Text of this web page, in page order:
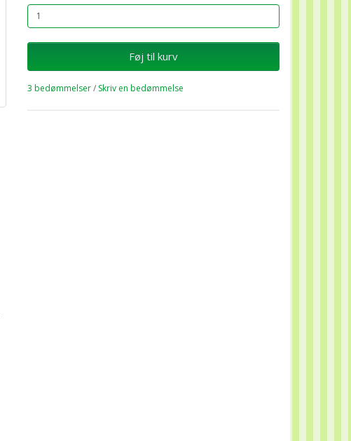
Føj til kurv
3 bedømmelser/ Skriv en bedømmelse